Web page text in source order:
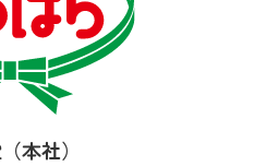
本社）